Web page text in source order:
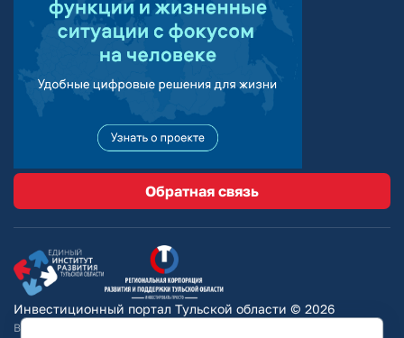
Обратная связь
Инвестиционный портал Тульской области © 2026
Вся информация на сайте носит ознакомительный характер и ни при